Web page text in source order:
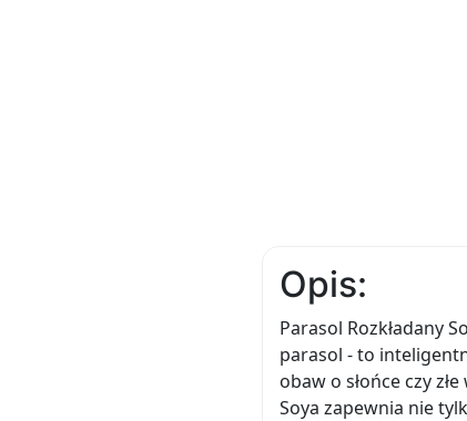
Opis:
Parasol Rozkładany
parasol - to
obaw o słońce czy
Soya zapewnia nie